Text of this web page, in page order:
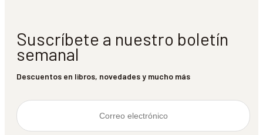
Suscríbete a nuestro boletín
semanal
Descuentos en libros, novedades y mucho más